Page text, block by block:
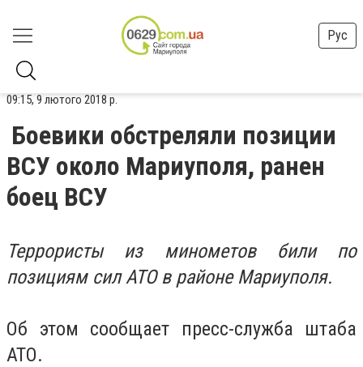
Рус
09:15, 9 лютого 2018 р.
Боевики обстреляли позиции
ВСУ около Мариуполя, ранен
боец ВСУ
Террористы из минометов били по
позициям сил АТО в районе Мариуполя.
Об этом сообщает пресс-служба штаба
АТО.